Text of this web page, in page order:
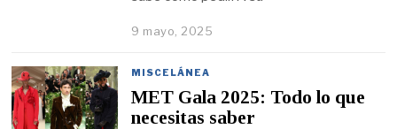
9 mayo, 2025
MISCELÁNEA
MET Gala 2025: Todo lo que
necesitas saber